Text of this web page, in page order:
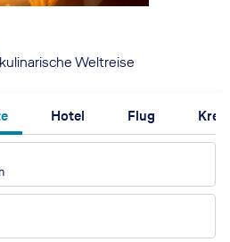
Weltreise
Hotel Flug